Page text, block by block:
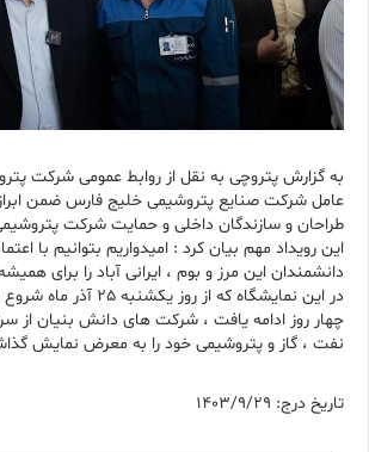
به گزارش پتروچی به نقل از روابط عمومی شرکت
عامل شرکت صنایع پتروشیمی خلیج فارس ضمن
طراحان و سازندگان داخلی و حمایت شرکت
این رویداد مهم بیان کرد : امیدواریم بتوانیم با
دانشمندان این مرز و بوم ، ایرانی آباد را برای
در این نمایشگاه که از روز
چهار روز ادامه یافت ، شرکت های دانش بنیان از
نفت ، گاز و پتروشیمی خود را به معرض نمایش
تاریخ درج: 1403/9/29